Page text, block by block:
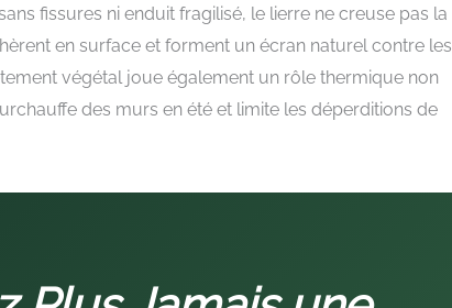
fissures ni enduit fragilisé, le lierre ne creuse pas la
en surface et forment un écran naturel contre les
végétal joue également un rôle thermique non
des murs en été et limite les déperditions de